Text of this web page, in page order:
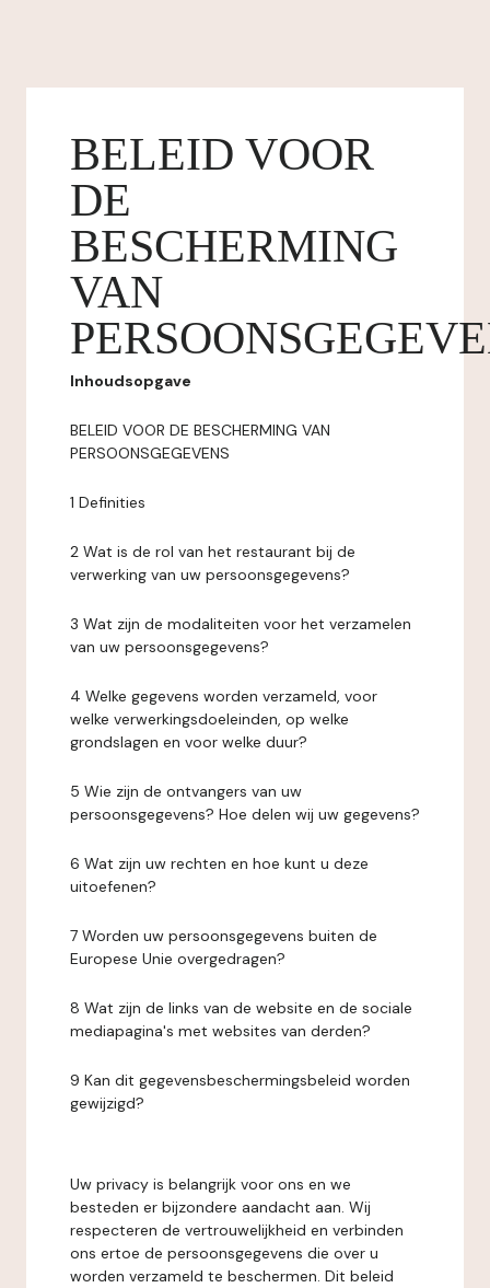
BELEID VOOR
DE
BESCHERMING
VAN
Inhoudsopgave
BELEID VOOR DE BESCHERMING VAN
PERSOONSGEGEVENS
1 Definities
2 Wat is de rol van het restaurant bij de
verwerking van uw persoonsgegevens?
3 Wat zijn de modaliteiten voor het verzamelen
van uw persoonsgegevens?
4 Welke gegevens worden verzameld, voor
welke verwerkingsdoeleinden, op welke
grondslagen en voor welke duur?
5 Wie zijn de ontvangers van uw
persoonsgegevens? Hoe delen wij uw gegevens?
6 Wat zijn uw rechten en hoe kunt u deze
uitoefenen?
7 Worden uw persoonsgegevens buiten de
Europese Unie overgedragen?
8 Wat zijn de links van de website en de sociale
mediapagina's met websites van derden?
9 Kan dit gegevensbeschermingsbeleid worden
gewijzigd?
Uw privacy is belangrijk voor ons en we
besteden er bijzondere aandacht aan. Wij
respecteren de vertrouwelijkheid en verbinden
ons ertoe de persoonsgegevens die over u
worden verzameld te beschermen. Dit beleid